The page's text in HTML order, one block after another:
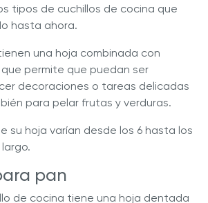
tipos de cuchillos de cocina que
hasta ahora.
una hoja combinada con
permite que puedan ser
decoraciones o tareas delicadas
para pelar frutas y verduras.
su hoja varían desde los 6 hasta los
pan
de cocina tiene una hoja dentada